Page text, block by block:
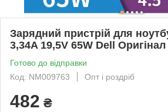
Зарядний пристрій для
3,34A 19,5V 65W Dell
Готово до відправки
Код: NM009763
Опт і роздріб
482 ₴